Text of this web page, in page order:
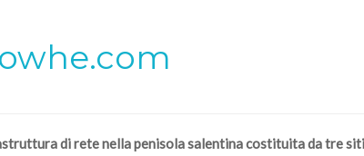
di rete nella penisola salentina costituita da tre